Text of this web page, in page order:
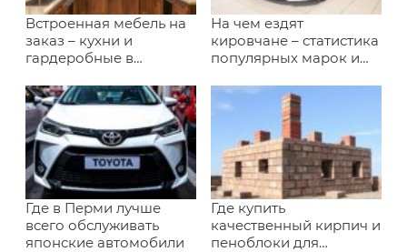
Встроенная мебель на
заказ – кухни и
гардеробные в
На чем ездят
кировчане – статистика
популярных марок и
Где в Перми лучше
всего обслуживать
японские автомобили
Где купить
качественный кирпич и
пеноблоки для